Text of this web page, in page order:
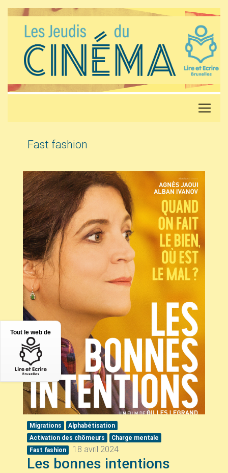
Fast fashion
Migrations
Alphabétisation
Activation des chômeurs
Charge mentale
Fast fashion
18 avril 2024
Les bonnes intentions
Tout le web de